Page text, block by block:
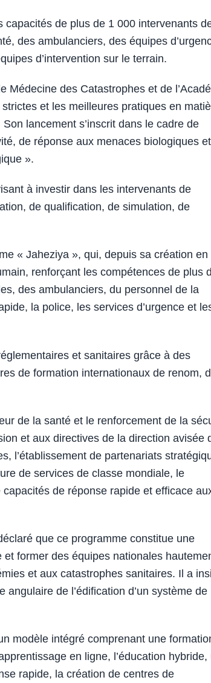
capacités de plus de 1 000 intervenants
des ambulanciers, des équipes
d’intervention sur le terrain.
Médecine des Catastrophes et de
et les meilleures pratiques en
lancement s’inscrit dans le cadre de
de réponse aux menaces biologiques
».
à investir dans les intervenants de
de qualification, de simulation, de
« Jaheziya », qui, depuis sa création en
renforçant les compétences de plus
des ambulanciers, du personnel de la
la police, les services d’urgence et
et sanitaires grâce à des
de formation internationaux de renom,
de la santé et le renforcement de la
et aux directives de la direction avisée
l’établissement de partenariats
de services de classe mondiale, le
de réponse rapide et efficace
que ce programme constitue une
former des équipes nationales
et aux catastrophes sanitaires. Il a
de l’édification d’un système de
modèle intégré comprenant une
en ligne, l’éducation hybride,
rapide, la création de centres de